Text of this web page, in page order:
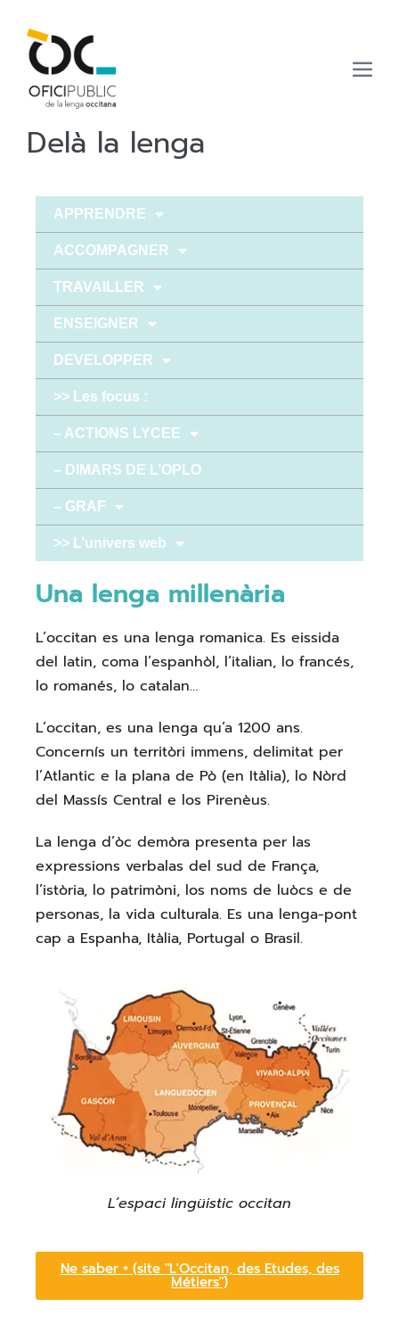
Delà la lenga
APPRENDRE
ACCOMPAGNER
TRAVAILLER
ENSEIGNER
DEVELOPPER
>> Les focus :
– ACTIONS LYCEE
– DIMARS DE L’OPLO
– GRAF
>> L’univers web
Una lenga millenària
L’occitan es una lenga romanica. Es eissida
del latin, coma l’espanhòl, l’italian, lo francés,
lo romanés, lo catalan…​
L’occitan, es una lenga qu’a 1200 ans.
Concernís un territòri immens, delimitat per
l’Atlantic e la plana de Pò (en Itàlia), lo Nòrd
del Massís Central e los Pirenèus.
​​La lenga d’òc demòra presenta per las
expressions verbalas del sud de França,
l’istòria, lo patrimòni, los noms de luòcs e de
personas, la vida culturala. Es una lenga-pont
cap a Espanha, Itàlia, Portugal o Brasil.
L’espaci lingüistic occitan
Ne saber + (site "L'Occitan, des Etudes, des
Métiers")